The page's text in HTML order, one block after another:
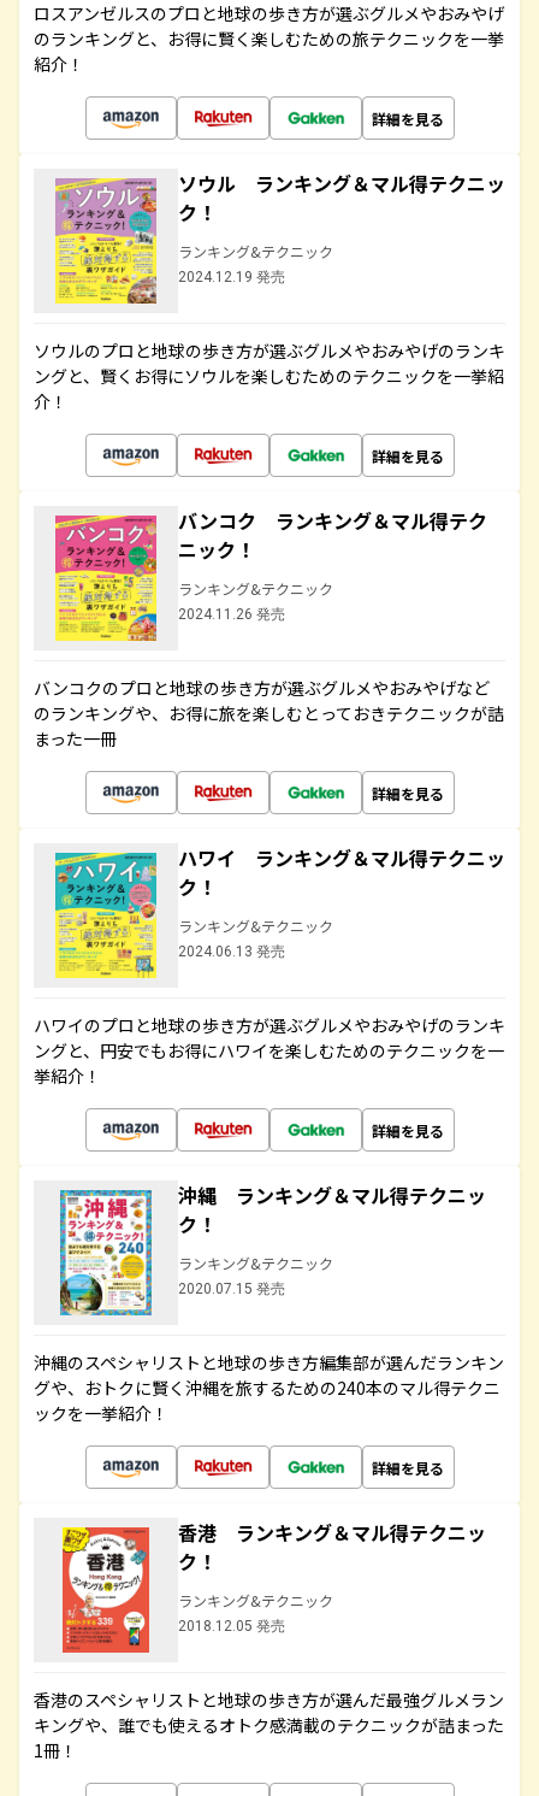
ロスアンゼルスのプロと地球の歩き方が選ぶグルメやおみやげ
のランキングと、お得に賢く楽しむための旅テクニックを一挙
紹介！
詳細を見る
ソウル ランキング＆マル得テクニッ
ク！
ランキング&テクニック
2024.12.19 発売
ソウルのプロと地球の歩き方が選ぶグルメやおみやげのランキ
ングと、賢くお得にソウルを楽しむためのテクニックを一挙紹
介！
詳細を見る
バンコク ランキング＆マル得テク
ニック！
ランキング&テクニック
2024.11.26 発売
バンコクのプロと地球の歩き方が選ぶグルメやおみやげなど
のランキングや、お得に旅を楽しむとっておきテクニックが詰
まった一冊
詳細を見る
ハワイ ランキング＆マル得テクニッ
ク！
ランキング&テクニック
2024.06.13 発売
ハワイのプロと地球の歩き方が選ぶグルメやおみやげのランキ
ングと、円安でもお得にハワイを楽しむためのテクニックを一
挙紹介！
詳細を見る
沖縄 ランキング＆マル得テクニッ
ク！
ランキング&テクニック
2020.07.15 発売
沖縄のスペシャリストと地球の歩き方編集部が選んだランキン
グや、おトクに賢く沖縄を旅するための240本のマル得テクニ
ックを一挙紹介！
詳細を見る
香港 ランキング＆マル得テクニッ
ク！
ランキング&テクニック
2018.12.05 発売
香港のスペシャリストと地球の歩き方が選んだ最強グルメラン
キングや、誰でも使えるオトク感満載のテクニックが詰まった
1冊！